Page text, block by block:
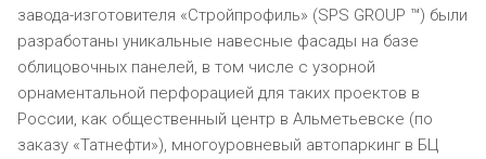
завода-изготовителя «Стройпрофиль» (SPS GROUP ™) были
разработаны уникальные навесные фасады на базе
облицовочных панелей, в том числе с узорной
орнаментальной перфорацией для таких проектов в
России, как общественный центр в Альметьевске (по
заказу «Татнефти»), многоуровневый автопаркинг в БЦ